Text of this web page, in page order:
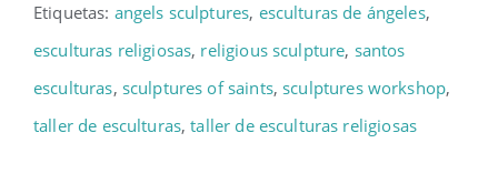
Etiquetas: angels sculptures, esculturas de ángeles,
esculturas religiosas, religious sculpture, santos
esculturas, sculptures of saints,sculptures workshop,
taller de esculturas,taller de esculturas religiosas